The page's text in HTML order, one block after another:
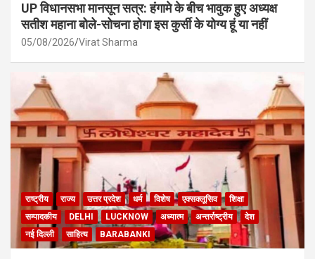
UP विधानसभा मानसून सत्र: हंगामे के बीच भावुक हुए अध्यक्ष
सतीश महाना बोले-सोचना होगा इस कुर्सी के योग्य हूं या नहीं
05/08/2026 Virat Sharma
राष्ट्रीय राज्य उत्तर प्रदेश धर्म विशेष एक्सक्लूसिव
शिक्षा
सम्पादकीय
DELHI LUCKNOW अध्यात्म अन्तर्राष्ट्रीय
देश
नई दिल्ली
साहित्य BARABANKI